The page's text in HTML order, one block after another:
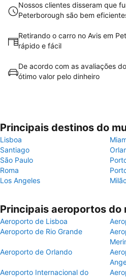
Nossos clientes disseram que
Peterborough são bem
Retirando o carro no Avis em
rápido e fácil
De acordo com as avaliações
ótimo valor pelo dinheiro
Principais destinos do
Lisboa
Santiago
São Paulo
Roma
Los Angeles
Principais aeroportos do
Aeroporto de Lisboa
Aeroporto de Rio Grande
Aeroporto de Orlando
Aeroporto Internacional do